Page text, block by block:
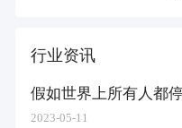
行业资讯
假如世界上所有人都
2023-05-11